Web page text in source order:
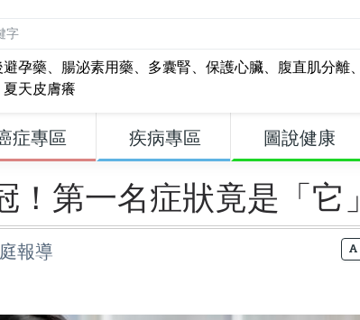
避孕藥、 腸泌素用藥、 多囊腎、 保護心臟、 腹直肌分離、
夏天皮膚癢
症專區 疾病專區 圖說健康
第一名症狀竟是「它」
報導